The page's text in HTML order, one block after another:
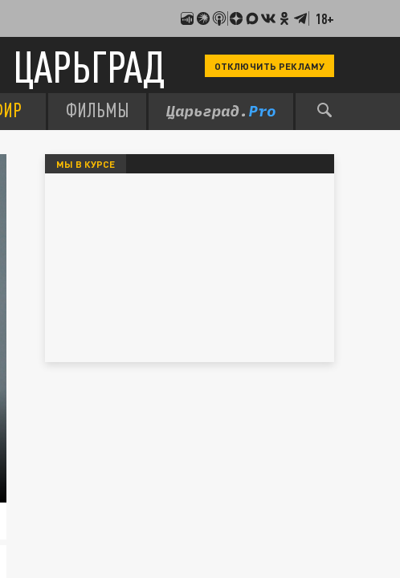
18+
ЦАРЬГРАД ОТКЛЮЧИТЬ РЕКЛАМУ
ФИЛЬМЫ
МЫ В КУРСЕ